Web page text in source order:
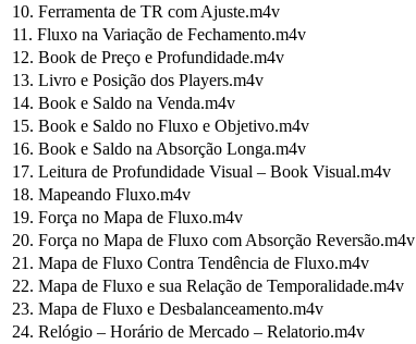
10. Ferramenta de TR com Ajuste.m4v
11. Fluxo na Variação de Fechamento.m4v
12. Book de Preço e Profundidade.m4v
13. Livro e Posição dos Players.m4v
14. Book e Saldo na Venda.m4v
15. Book e Saldo no Fluxo e Objetivo.m4v
16. Book e Saldo na Absorção Longa.m4v
17. Leitura de Profundidade Visual – Book Visual.m4v
18. Mapeando Fluxo.m4v
19. Força no Mapa de Fluxo.m4v
20. Força no Mapa de Fluxo com Absorção Reversão.m4v
21. Mapa de Fluxo Contra Tendência de Fluxo.m4v
22. Mapa de Fluxo e sua Relação de Temporalidade.m4v
23. Mapa de Fluxo e Desbalanceamento.m4v
24. Relógio – Horário de Mercado – Relatorio.m4v